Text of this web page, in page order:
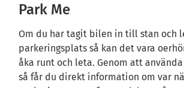
Park Me
Om du har tagit bilen in till stan och
parkeringsplats så kan det vara
åka runt och leta. Genom att använda
så får du direkt information om var